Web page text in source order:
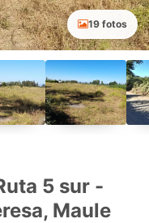
19 fotos
5 sur -
Maule